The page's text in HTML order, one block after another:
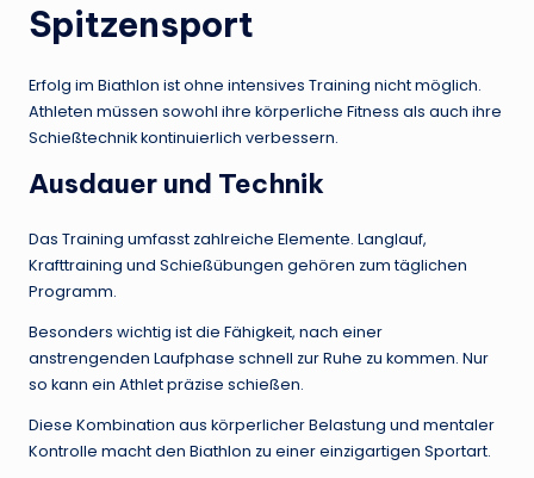
Spitzensport
Erfolg im Biathlon ist ohne intensives Training nicht möglich.
Athleten müssen sowohl ihre körperliche Fitness als auch ihre
Schießtechnik kontinuierlich verbessern.
Ausdauer und Technik
Das Training umfasst zahlreiche Elemente. Langlauf,
Krafttraining und Schießübungen gehören zum täglichen
Programm.
Besonders wichtig ist die Fähigkeit, nach einer
anstrengenden Laufphase schnell zur Ruhe zu kommen. Nur
so kann ein Athlet präzise schießen.
Diese Kombination aus körperlicher Belastung und mentaler
Kontrolle macht den Biathlon zu einer einzigartigen Sportart.